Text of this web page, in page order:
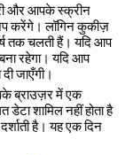
और आपके स्क्रीन
करेंगे। लॉगिन कुकीज़
तक चलती हैं। यदि आप
रहेगा। यदि आप
जाएँगी।
ब्राउज़र में एक
शामिल नहीं होता है
है। यह एक दिन